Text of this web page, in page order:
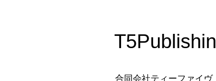
合同会社ティーファイヴ